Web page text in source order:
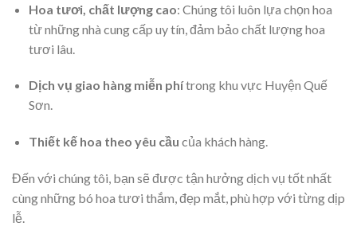
Hoa tươi, chất lượng cao: Chúng tôi luôn lựa chọn hoa
từ những nhà cung cấp uy tín, đảm bảo chất lượng hoa
tươi lâu.
Dịch vụ giao hàng miễn phítrong khu vực Huyện Quế
Sơn.
Thiết kế hoa theo yêu cầu của khách hàng.
Đến với chúng tôi, bạn sẽ được tận hưởng dịch vụ tốt nhất
cùng những bó hoa tươi thắm, đẹp mắt, phù hợp với từng dịp
lễ.